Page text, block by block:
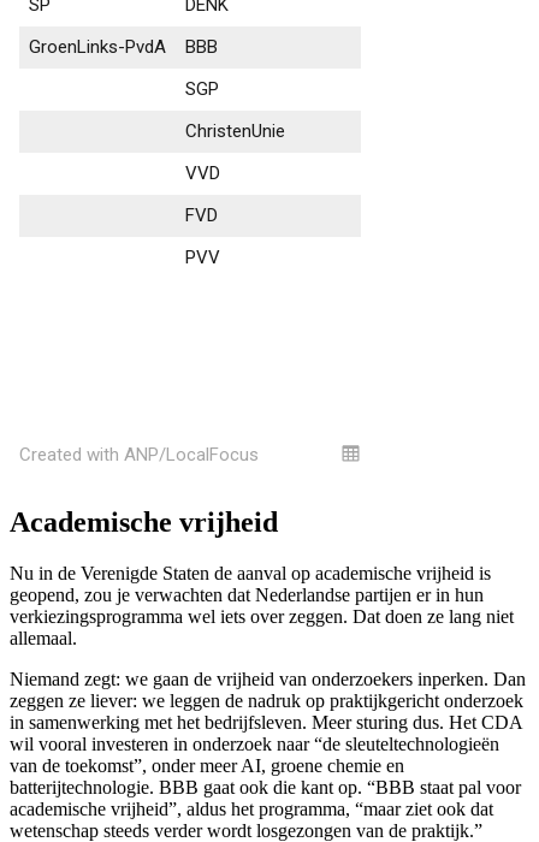
Academische vrijheid
Nu in de Verenigde Staten de aanval op academische vrijheid is
geopend, zou je verwachten dat Nederlandse partijen er in hun
verkiezingsprogramma wel iets over zeggen. Dat doen ze lang niet
allemaal.
Niemand zegt: we gaan de vrijheid van onderzoekers inperken. Dan
zeggen ze liever: we leggen de nadruk op praktijkgericht onderzoek
in samenwerking met het bedrijfsleven. Meer sturing dus. Het CDA
wil vooral investeren in onderzoek naar “de sleuteltechnologieën
van de toekomst”, onder meer AI, groene chemie en
batterijtechnologie. BBB gaat ook die kant op. “BBB staat pal voor
academische vrijheid”, aldus het programma, “maar ziet ook dat
wetenschap steeds verder wordt losgezongen van de praktijk.”